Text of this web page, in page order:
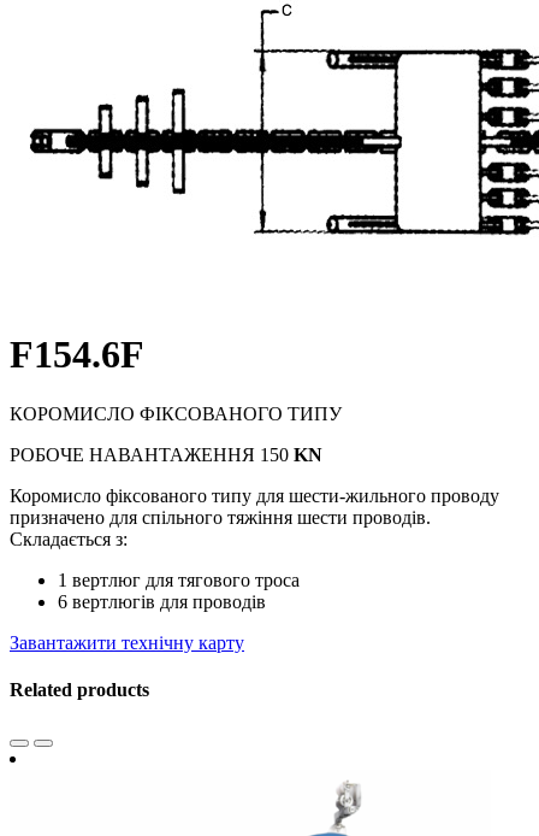
F154.6F
КОРОМИСЛО ФІКСОВАНОГО ТИПУ
РОБОЧЕ НАВАНТАЖЕННЯ 150 KN
Коромисло фіксованого типу для шести-жильного проводу
призначено для спільного тяжіння шести проводів.
Складається з:
1 вертлюг для тягового троса
6 вертлюгів для проводів
Завантажити технічну карту
Related products